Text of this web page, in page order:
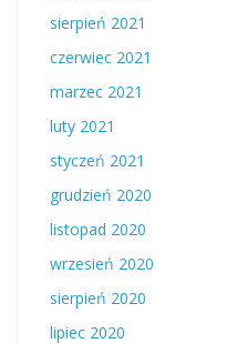
sierpień 2021
czerwiec 2021
marzec 2021
luty 2021
styczeń 2021
grudzień 2020
listopad 2020
wrzesień 2020
sierpień 2020
lipiec 2020